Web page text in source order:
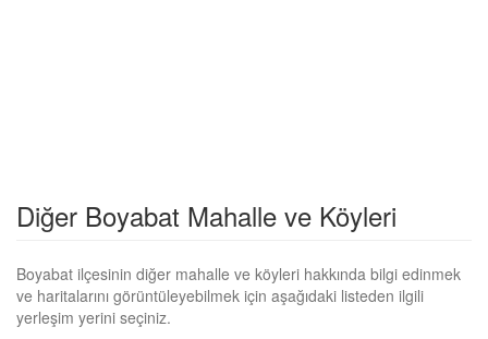
Diğer Boyabat Mahalle ve Köyleri
Boyabat ilçesinin diğer mahalle ve köyleri hakkında bilgi edinmek
ve haritalarını görüntüleyebilmek için aşağıdaki listeden ilgili
yerleşim yerini seçiniz.